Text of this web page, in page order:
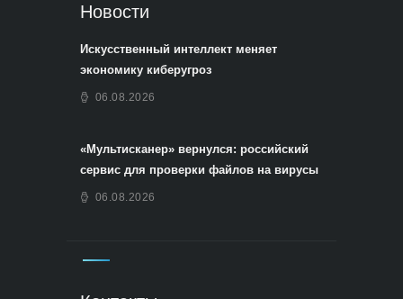
Новости
Искусственный интеллект меняет
экономику киберугроз
06.08.2026
«Мультисканер» вернулся: российский
сервис для проверки файлов на вирусы
06.08.2026